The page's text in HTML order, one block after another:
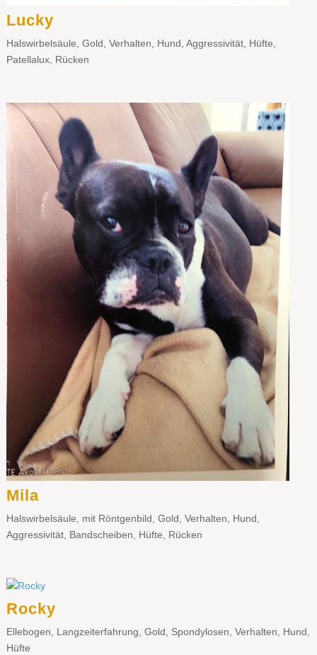
Lucky
Halswirbelsäule Gold Verhalten Hund Aggressivität, Hüfte
Patellalux, Rücken
Mila
Halswirbelsäule mit Röntgenbild Gold Verhalten Hund
Aggressivität, Bandscheiben Hüfte Rücken
Rocky
Ellebogen Langzeiterfahrung Gold Spondylosen Verhalten Hund
Hüfte